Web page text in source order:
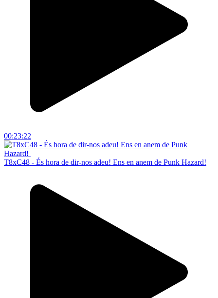
00:23:22
T8xC48 - És hora de dir-nos adeu! Ens en anem de Punk Hazard!